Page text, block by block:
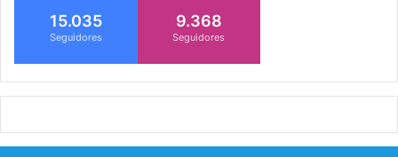
15.035
Seguidores
9.368
Seguidores